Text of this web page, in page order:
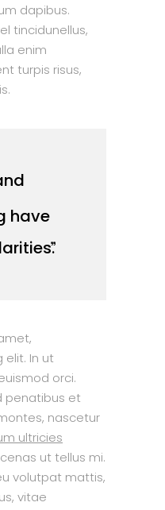
dapibus.
tincidunellus,
enim
turpis risus,
have
In ut
orci.
penatibus et
nascetur
ultricies
ut tellus mi.
volutpat mattis,
vitae